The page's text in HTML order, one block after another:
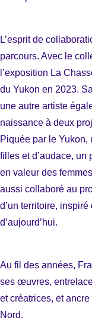
L’esprit de
parcours. Avec le
l’exposition La
du Yukon en 2023.
une autre artiste
naissance à deux
Piquée par le
filles et d’audace,
en valeur des
aussi collaboré au
d’un territoire,
d’aujourd’hui.
Au fil des années,
ses œuvres,
et créatrices, et
Nord.